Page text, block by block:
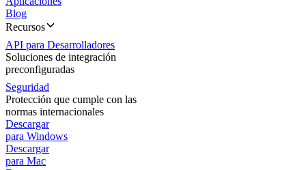
Blog
Recursos
API para Desarrolladores
Soluciones de integración
preconfiguradas
Seguridad
Protección que cumple con las
normas internacionales
Descargar
para Windows
Descargar
para Mac